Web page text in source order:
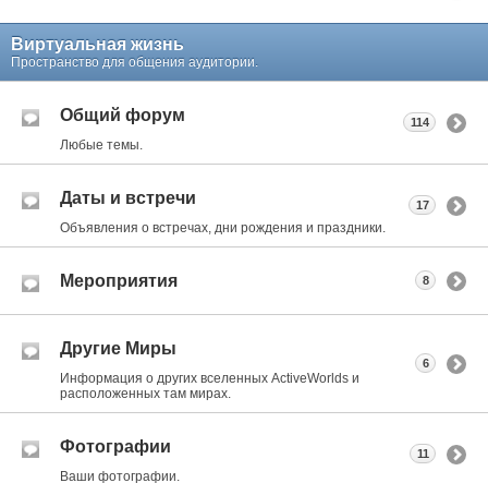
Виртуальная жизнь
Пространство для общения аудитории.
Общий форум
Любые темы.
114
Даты и встречи
Объявления о встречах, дни рождения и праздники.
17
Мероприятия 8
Другие Миры
Информация о других вселенных ActiveWorlds и
расположенных там мирах.
6
Фотографии
Ваши фотографии.
11